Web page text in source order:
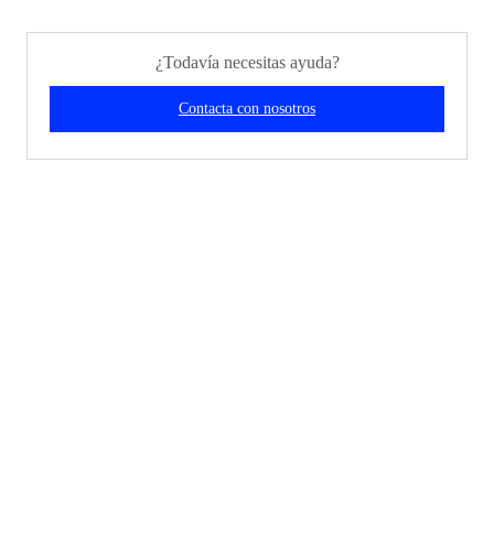
¿Todavía necesitas ayuda?
Contacta con nosotros